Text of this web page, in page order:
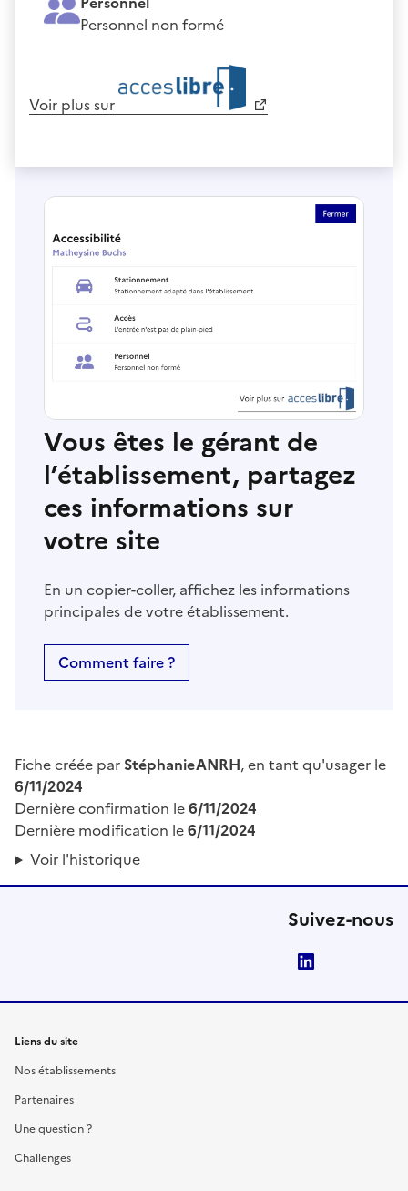
Personnel non formé
Voir plus sur
Vous êtes le gérant de
l’établissement, partagez
ces informations sur
votre site
En un copier-coller, affichez les informations
principales de votre établissement.
Comment faire ?
Fiche créée par StéphanieANRH, en tant qu'usager le
6/11/2024
Dernière confirmation le6/11/2024
Dernière modification le6/11/2024
Voir l'historique
Suivez-nous
Liens du site
Nos établissements
Partenaires
Une question ?
Challenges